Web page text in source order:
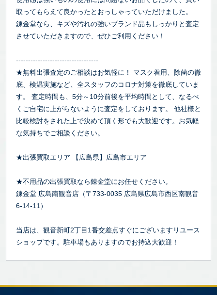
取ってもらえて良かったとおっしゃっていただけました。
錬金堂なら、キズや汚れの強いブランド品もしっかりと査定
させていただきますので、ぜひご利用ください！
----------------------------------
★無料出張査定のご相談はお気軽に！ マスク着用、除菌の徹
底、検温実施など、全スタッフのコロナ対策を徹底していま
す。 査定時間も、5分～10分前後を平均時間として、なるべ
くご自宅に上がらないように査定をしております。 他社様と
比較検討をされた上で決めて頂く形でも大歓迎です。お気軽
な気持ちでご相談ください。
★出張買取エリア 【広島県】広島市エリア
★不用品の出張買取なら錬金堂にお任せください。
錬金堂 広島南観音店（〒733-0035 広島県広島市西区南観音
6-14-11）
当店は、観音新町2丁目1番交差点すぐにございますリユース
ショップです。駐車場もありますのでお持込大歓迎！